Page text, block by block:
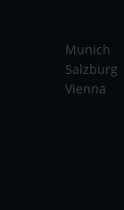
Munich
Salzburg
Vienna